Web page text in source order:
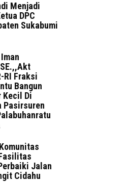
Menjadi
DPC
Sukabumi
RI Fraksi
Bangun
Di
Pasirsuren
Jalan
Cidahu